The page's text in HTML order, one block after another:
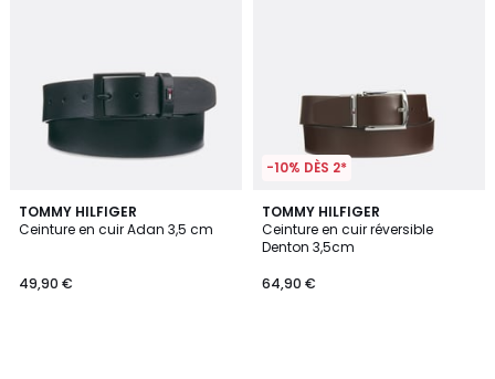
TOMMY HILFIGER
Ceinture en cuir Adan 3,5 cm
49,90 €
-10% DÈS 2*
TOMMY HILFIGER
Ceinture en cuir réversible
Denton 3,5cm
64,90 €